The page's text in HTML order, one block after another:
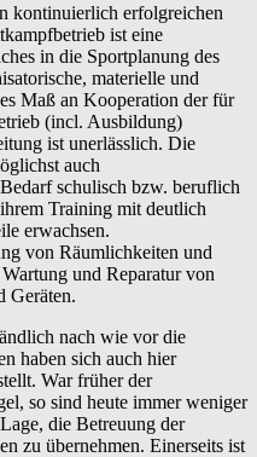
kontinuierlich erfolgreichen
ist eine
in die Sportplanung des
materielle und
Maß an Kooperation der für
(incl. Ausbildung)
ist unerlässlich. Die
auch
schulisch bzw. beruflich
Training mit deutlich
erwachsen.
von Räumlichkeiten und
und Reparatur von
Geräten.
nach wie vor die
haben sich auch hier
War früher der
so sind heute immer weniger
die Betreuung der
zu übernehmen. Einerseits ist